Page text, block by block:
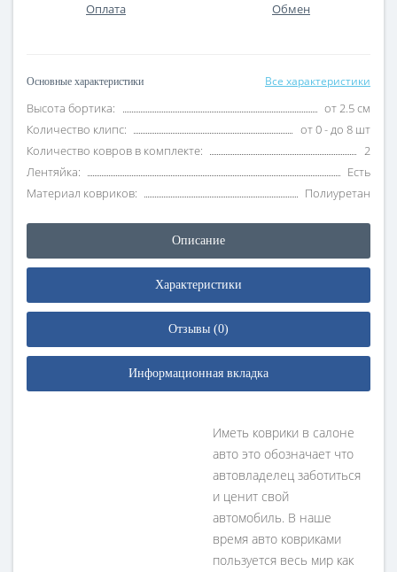
Оплата Обмен
Основные характеристики Все характеристики
Высота бортика:
от 2.5 см
Количество клипс:
от 0 - до 8 шт
Количество ковров в комплекте:
2
Лентяйка:
Есть
Материал ковриков:
Полиуретан
Описание
Характеристики
Отзывы (0)
Информационная вкладка
Иметь коврики в салоне
авто это обозначает что
автовладелец заботиться
и ценит свой
автомобиль. В наше
время авто ковриками
пользуется весь мир как